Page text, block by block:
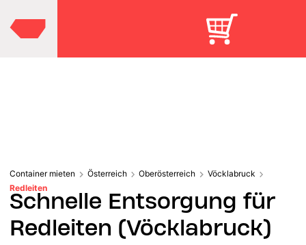
Container mieten Österreich Oberösterreich
Vöcklabruck
Redleiten
Schnelle Entsorgung für
Redleiten (Vöcklabruck)